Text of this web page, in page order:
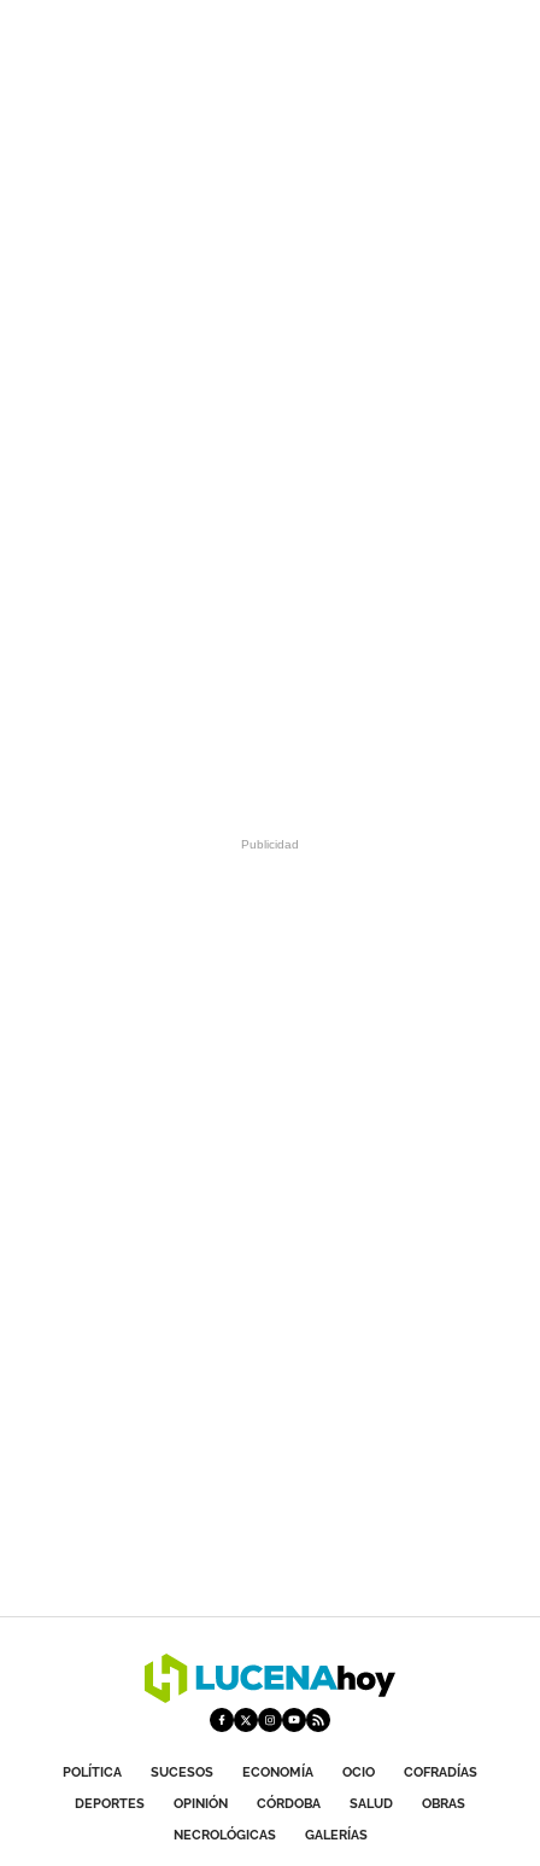
POLÍTICA SUCESOS ECONOMÍA OCIO
COFRADÍAS
DEPORTES
OPINIÓN CÓRDOBA SALUD
OBRAS
NECROLÓGICAS
GALERÍAS